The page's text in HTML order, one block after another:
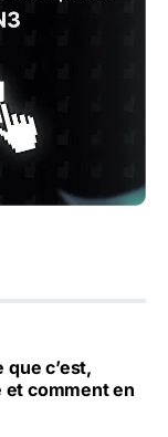
que c’est,
comment en